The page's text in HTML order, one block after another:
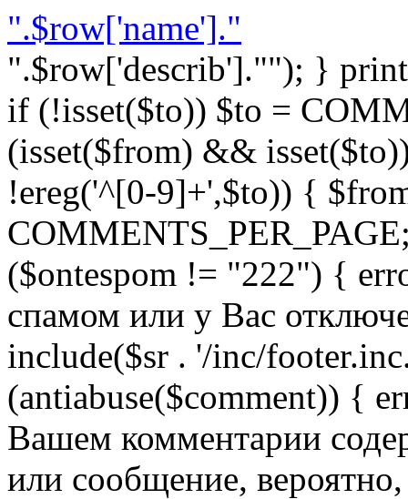
".$row['name']."
".$row['describ'].""); }
if (!isset($to)) $to =
(isset($from) &&
!ereg('^[0-9]+',$to)) {
($ontespom != "222") {
спамом или у Вас
include($sr . '/inc/
(antiabuse($comment)) {
Вашем комментарии
или сообщение,